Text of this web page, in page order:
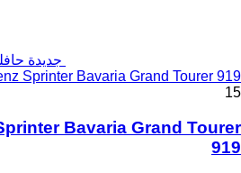
جديدة
Sprinter Bavaria Grand Tourer 919
15
Bavaria Grand Tourer
919